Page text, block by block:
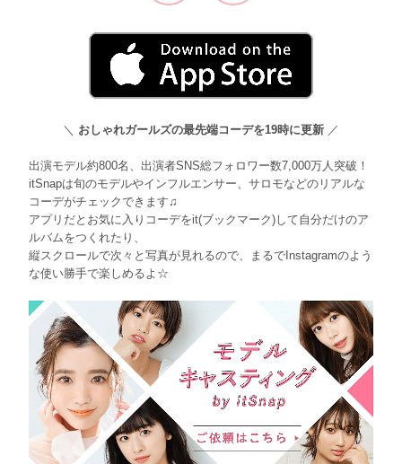
＼ おしゃれガールズの最先端コーデを19時に更新 ／
出演モデル約800名、出演者SNS総フォロワー数7,000万人突破！
itSnapは旬のモデルやインフルエンサー、サロモなどのリアルな
コーデがチェックできます♫
アプリだとお気に入りコーデをit(ブックマーク)して自分だけのア
ルバムをつくれたり、
縦スクロールで次々と写真が見れるので、まるでInstagramのよう
な使い勝手で楽しめるよ☆